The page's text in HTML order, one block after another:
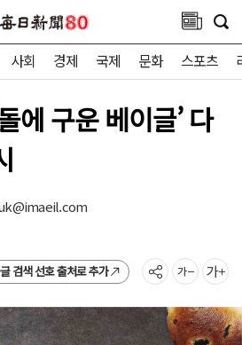
사회 경제 국제 문화 스포츠
에 구운 베이글’ 다
검색 선호 출처로 추가